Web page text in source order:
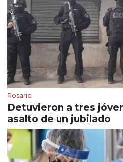
Rosario
Detuvieron a tres
asalto de un jubilado